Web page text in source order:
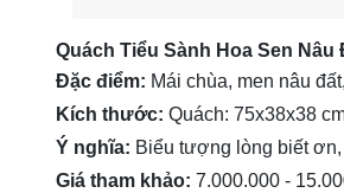
Quách Tiểu Sành Hoa Sen Nâu
Đặc điểm: Mái chùa, men nâu
Kích thước: Quách: 75x38x38
Ý nghĩa: Biểu tượng lòng biết
Giá tham khảo: 7.000.000 -